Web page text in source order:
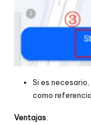
Si es
como referencia.
Ventajas: